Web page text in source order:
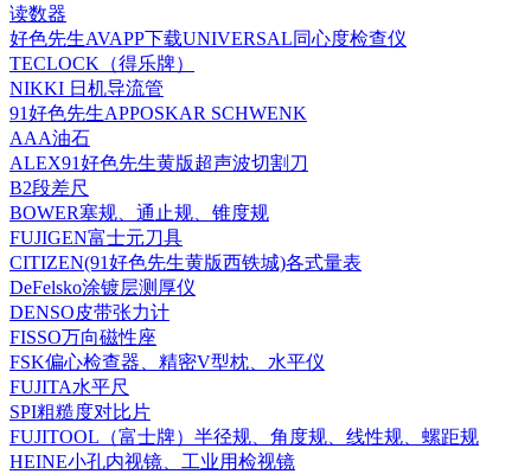
读数器
好色先生AVAPP下载UNIVERSAL同心度检查仪
TECLOCK（得乐牌）
NIKKI 日机导流管
91好色先生APPOSKAR SCHWENK
AAA油石
ALEX91好色先生黄版超声波切割刀
B2段差尺
BOWER塞规、通止规、锥度规
FUJIGEN富士元刀具
CITIZEN(91好色先生黄版西铁城)各式量表
DeFelsko涂镀层测厚仪
DENSO皮带张力计
FISSO万向磁性座
FSK偏心检查器、精密V型枕、水平仪
FUJITA水平尺
SPI粗糙度对比片
FUJITOOL（富士牌）半径规、角度规、线性规、螺距规
HEINE小孔内视镜、工业用检视镜